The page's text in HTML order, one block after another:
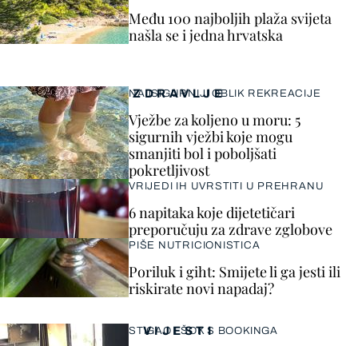
VIJESTI
STIGAO I ŠOK S BOOKINGA
ZDRAVLJE
NAJSIGURNIJI OBLIK REKREACIJE
Vježbe za koljeno u moru: 5
sigurnih vježbi koje mogu
smanjiti bol i poboljšati
pokretljivost
VRIJEDI IH UVRSTITI U PREHRANU
6 napitaka koje dijetetičari
preporučuju za zdrave zglobove
PIŠE NUTRICIONISTICA
Poriluk i giht: Smijete li ga jesti ili
riskirate novi napadaj?
Među 100 najboljih plaža svijeta
našla se i jedna hrvatska